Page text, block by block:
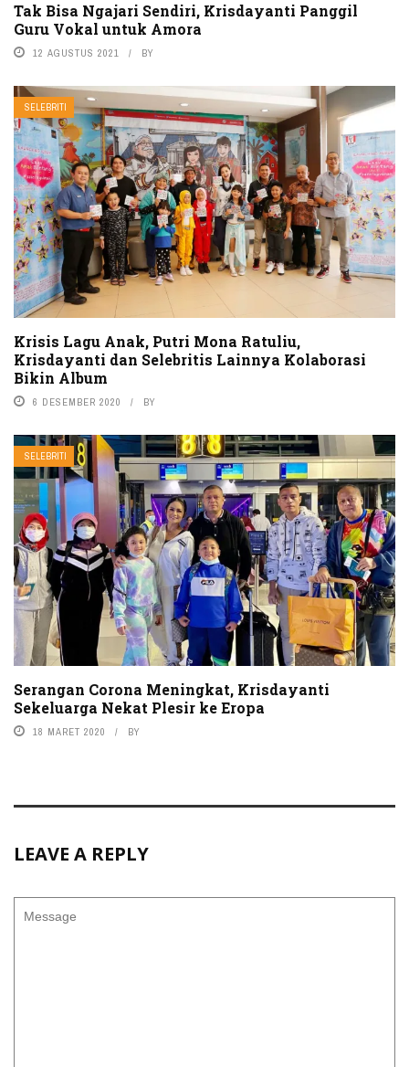
Tak Bisa Ngajari Sendiri, Krisdayanti Panggil
Guru Vokal untuk Amora
12 AGUSTUS 2021 BY
SELEBRITI
Krisis Lagu Anak, Putri Mona Ratuliu,
Krisdayanti dan Selebritis Lainnya Kolaborasi
Bikin Album
6 DESEMBER 2020 BY
SELEBRITI
Serangan Corona Meningkat, Krisdayanti
Sekeluarga Nekat Plesir ke Eropa
18 MARET 2020 BY
LEAVE A REPLY